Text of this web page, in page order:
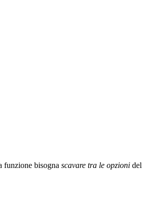
funzione bisogna scavare tra le opzioni del